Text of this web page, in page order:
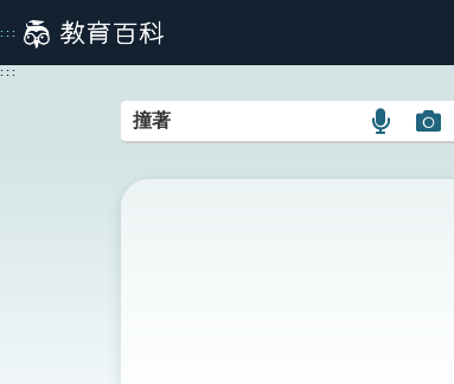
到
主
:::
:::
語
搜
圖
搜